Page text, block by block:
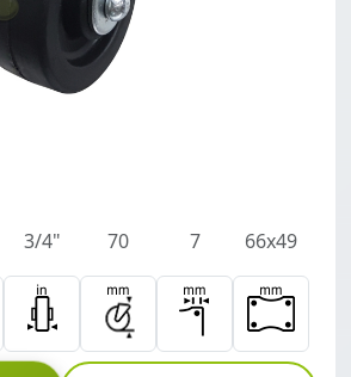
3/4" 70 7 66x49